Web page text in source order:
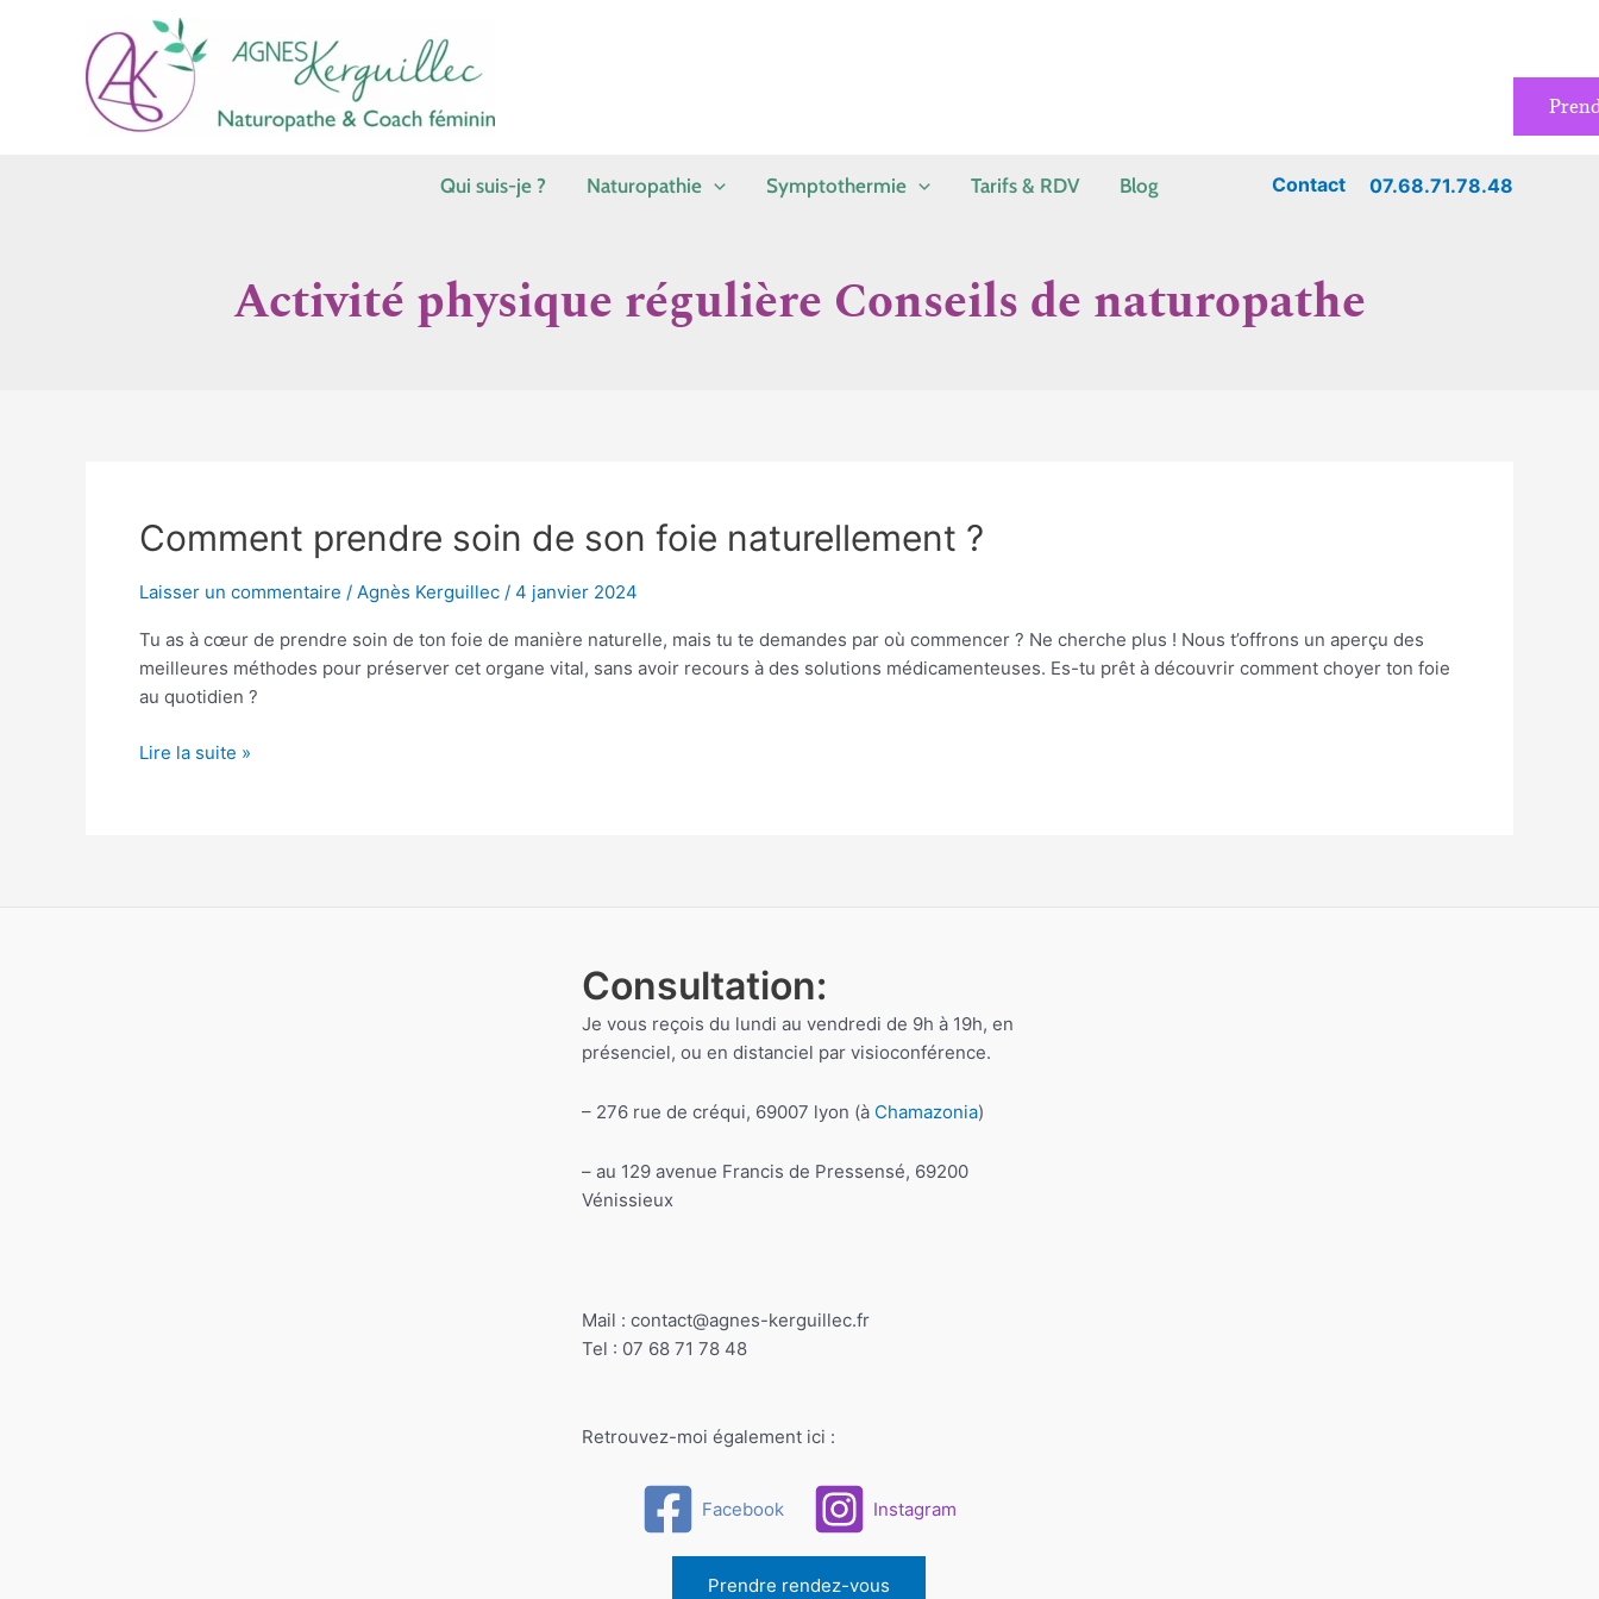
Qui suis-je ? Naturopathie Symptothermie Tarifs & RDV Blog Contact 07.68.71.78.48
Activité physique régulière Conseils de naturopathe
Comment prendre soin de son foie naturellement ?
Laisser un commentaire / Agnès Kerguillec / 4 janvier 2024
Tu as à cœur de prendre soin de ton foie de manière naturelle, mais tu te demandes par où commencer ? Ne cherche plus ! Nous t’offrons un aperçu des
meilleures méthodes pour préserver cet organe vital, sans avoir recours à des solutions médicamenteuses. Es-tu prêt à découvrir comment choyer ton foie
au quotidien ?
Comment
prendre
soin
son
foie
naturellement
Lire la suite »
Consultation:
Je vous reçois du lundi au vendredi de 9h à 19h, en
présenciel, ou en distanciel par visioconférence.
– 276 rue de créqui, 69007 lyon (à Chamazonia)
– au 129 avenue Francis de Pressensé, 69200
Vénissieux
Mail : contact@agnes-kerguillec.fr
Tel : 07 68 71 78 48
Retrouvez-moi également ici :
Facebook Instagram
Prendre rendez-vous